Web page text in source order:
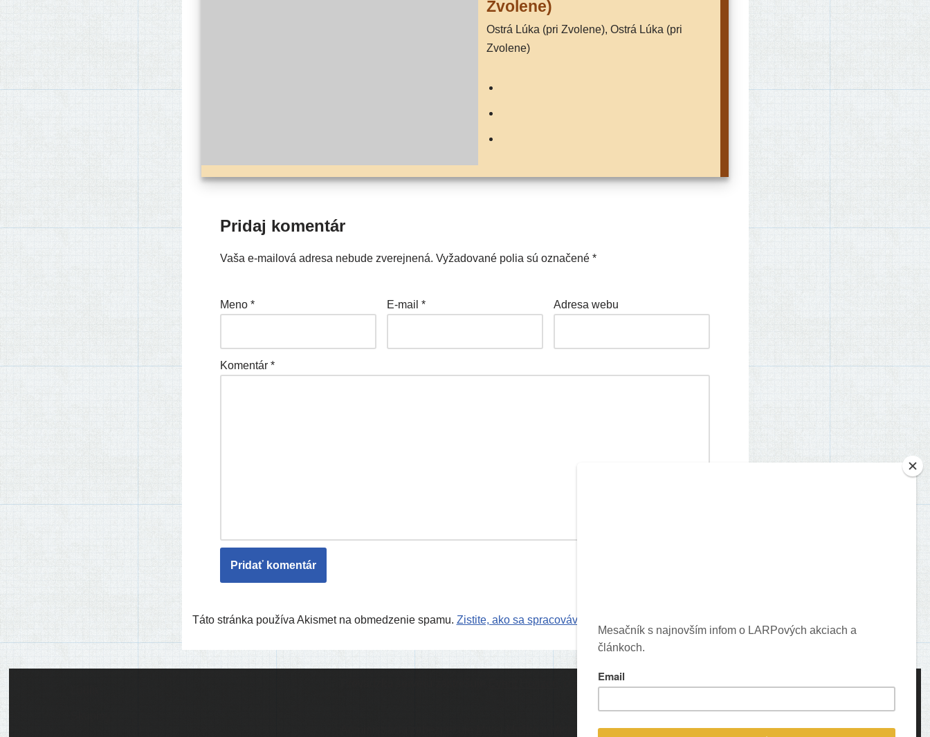
Zvolene)
Ostrá Lúka (pri Zvolene), Ostrá Lúka (pri
Zvolene)
Pridaj komentár
Vaša e-mailová adresa nebude zverejnená. Vyžadované polia sú označené *
Meno * E-mail * Adresa webu
Komentár *
Táto stránka používa Akismet na obmedzenie spamu. Zistite, ako sa spracovávajú údaje o vašich komentároch.
Icons created by Freepik - Flaticon